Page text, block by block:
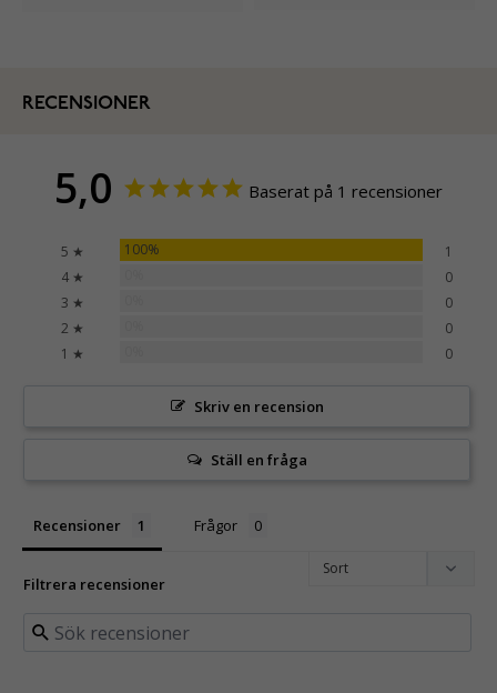
RECENSIONER
5,0 Baserat på 1 recensioner
5 ★ 100%
1
4 ★
0
3 ★
0
2 ★
0
1 ★
0
Skriv en recension
Ställ en fråga
Recensioner Frågor
Filtrera recensioner